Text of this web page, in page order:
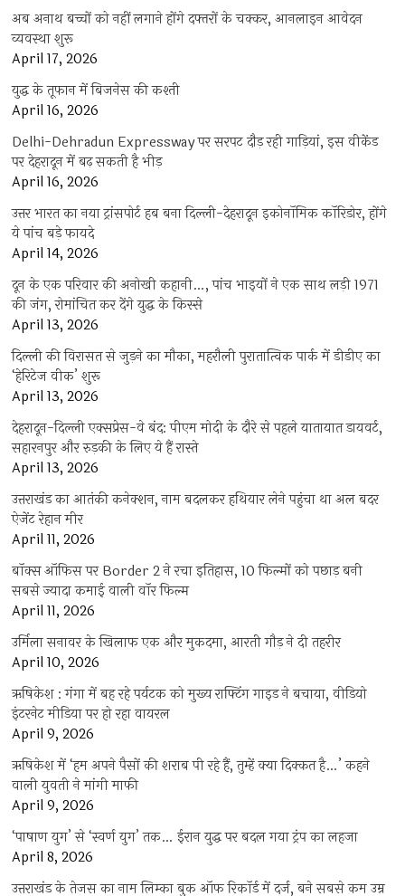
अब अनाथ बच्चों को नहीं लगाने होंगे दफ्तरों के चक्कर, आनलाइन आवेदन
व्यवस्था शुरू
April 17, 2026
युद्ध के तूफान में बिजनेस की कश्ती
April 16, 2026
Delhi-Dehradun Expressway पर सरपट दौड़ रही गाड़ियां, इस वीकेंड
पर देहरादून में बढ़ सकती है भीड़
April 16, 2026
उत्तर भारत का नया ट्रांसपोर्ट हब बना दिल्ली-देहरादून इकोनॉमिक कॉरिडोर, होंगे
ये पांच बड़े फायदे
April 14, 2026
दून के एक परिवार की अनोखी कहानी…, पांच भाइयों ने एक साथ लड़ी 1971
की जंग, रोमांचित कर देंगे युद्ध के किस्से
April 13, 2026
दिल्ली की विरासत से जुड़ने का मौका, महरौली पुरातात्विक पार्क में डीडीए का
‘हेरिटेज वीक’ शुरू
April 13, 2026
देहरादून-दिल्ली एक्सप्रेस-वे बंद: पीएम मोदी के दौरे से पहले यातायात डायवर्ट,
सहारनपुर और रुड़की के लिए ये हैं रास्ते
April 13, 2026
उत्तराखंड का आतंकी कनेक्शन, नाम बदलकर हथियार लेने पहुंचा था अल बदर
ऐजेंट रेहान मीर
April 11, 2026
बॉक्स ऑफिस पर Border 2 ने रचा इतिहास, 10 फिल्मों को पछाड़ बनी
सबसे ज्यादा कमाई वाली वॉर फिल्म
April 11, 2026
उर्मिला सनावर के खिलाफ एक और मुकदमा, आरती गौड़ ने दी तहरीर
April 10, 2026
ऋषिकेश : गंगा में बह रहे पर्यटक को मुख्य राफ्टिंग गाइड ने बचाया, वीडियो
इंटरनेट मीडिया पर हो रहा वायरल
April 9, 2026
ऋषिकेश में ‘हम अपने पैसों की शराब पी रहे हैं, तुम्हें क्या दिक्कत है…’ कहने
वाली युवती ने मांगी माफी
April 9, 2026
‘पाषाण युग’ से ‘स्वर्ण युग’ तक… ईरान युद्ध पर बदल गया ट्रंप का लहजा
April 8, 2026
उत्तराखंड के तेजस का नाम लिम्का बुक ऑफ रिकॉर्ड में दर्ज, बने सबसे कम उम्र